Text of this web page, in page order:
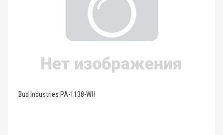
Bud Industries PA-1138-WH